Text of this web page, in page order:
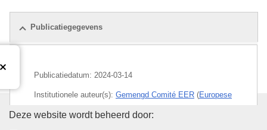
Publicatiegegevens
Publicatiedatum: 2024-03-14
Institutionele auteur(s): Gemengd Comité EER (Europese
Economische Ruimte
Bureau voor publicaties van de
Deze website wordt beheerd door: